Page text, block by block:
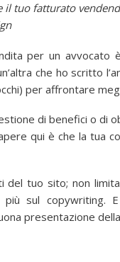
il tuo fatturato
per un avvocato
che ho scritto
per affrontare
di benefici o di
qui è che la tua
del tuo sito; non
più sul
presentazione